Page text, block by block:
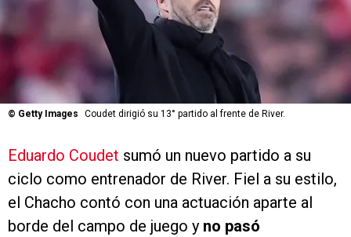
© Getty Images Coudet dirigió su 13° partido al frente de River.
Eduardo Coudet sumó un nuevo partido a su
ciclo como entrenador de River. Fiel a su estilo,
el Chacho contó con una actuación aparte al
borde del campo de juego y no pasó